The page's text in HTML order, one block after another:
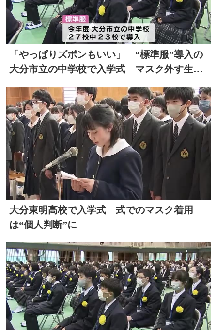
「やっぱりズボンもいい」 “標準服”導入の
大分市立の中学校で入学式 マスク外す生徒
大分東明高校で入学式 式でのマスク着用
は“個人判断”に